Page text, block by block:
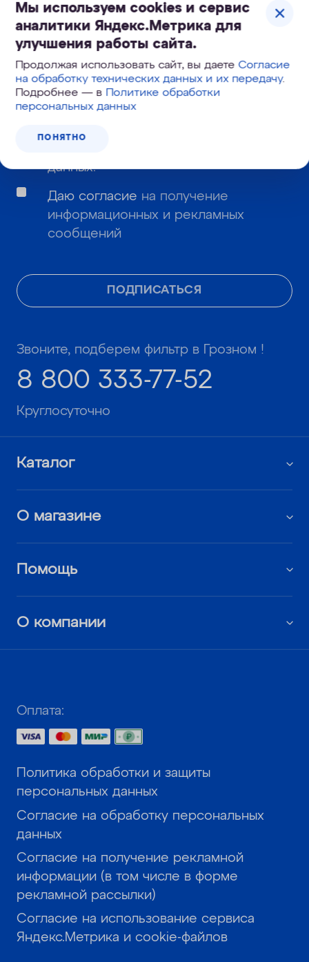
Мы используем cookies и сервис
аналитики Яндекс.Метрика для
улучшения работы сайта.
Продолжая использовать сайт, вы даетеСогласие
на обработку технических данных и их передачу.
Подробнее — в Политике обработки
персональных данных
ПОНЯТНО
ПОДПИСАТЬСЯ
Даю согласиена обработку моих
персональных данных и подтверждаю,
что я ознакомлен с
данных.
Даю согласие на получение
информационных и рекламных
сообщений
Звоните, подберем фильтр в Грозном !
8 800 333-77-52
Круглосуточно
Каталог
О магазине
Помощь
О компании
Оплата:
Политика обработки и защиты
персональных данных
Согласие на обработку персональных
данных
Согласие на получение рекламной
информации (в том числе в форме
рекламной рассылки)
Согласие на использование сервиса
Яндекс.Метрика и cookie-файлов